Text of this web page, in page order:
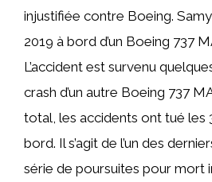
injustifiée contre Boeing.
2019 à bord d’un Boeing 737
L’accident est survenu
crash d’un autre Boeing 737
total, les accidents ont tué les
bord. Il s’agit de l’un des
série de poursuites pour mort